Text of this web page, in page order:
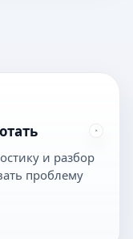
и разбор
проблему